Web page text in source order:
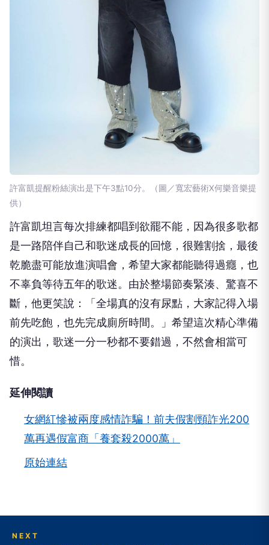
許富凱提醒粉絲演出是下午3點10分。（圖／寬宏藝術X何樂音樂提
供）
許富凱坦言每次排練都唱到欲罷不能，因為很多歌都
是一路陪伴自己和歌迷成長的回憶，很難割捨，最後
乾脆盡可能放進演唱會，希望大家都能聽得過癮，也
不辜負等待五年的歌迷。由於整場節奏緊湊、驚喜不
斷，他更笑說：「全場真的沒有尿點，大家記得入場
前先吃飽，也先完成廁所時間。」希望這次精心準備
的演出，歌迷一分一秒都不要錯過，不然會相當可
惜。
延伸閱讀
女網紅慘被兩度感情詐騙！前夫假割頸詐光200
萬再遇假富商「養套殺2000萬」
原始連結
NEXT